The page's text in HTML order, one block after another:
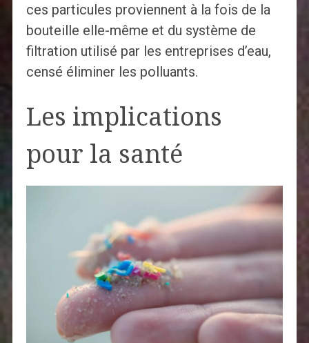
ces particules proviennent à la fois de la
bouteille elle-même et du système de
filtration utilisé par les entreprises d’eau,
censé éliminer les polluants.
Les implications
pour la santé